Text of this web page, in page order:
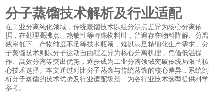
分子蒸馏技术解析及行业适配
在工业分离纯化领域，传统蒸馏技术以组分沸点差异为核心分离依
据，在处理高沸点、热敏性等特殊物料时，普遍存在物料降解、分离
效率低下、产物纯度不足等技术瓶颈，难以满足精细化生产需求。分
子蒸馏技术则以分子运动自由程差异为核心分离机理，凭借低温操
作、高效分离等突出优势，逐步成为工业分离领域突破传统局限的核
心技术选择。本文通过对比分子蒸馏与传统蒸馏的核心差异，系统剖
析分子蒸馏的技术优势及行业适配场景，为各行业技术选型提供科学
参考。